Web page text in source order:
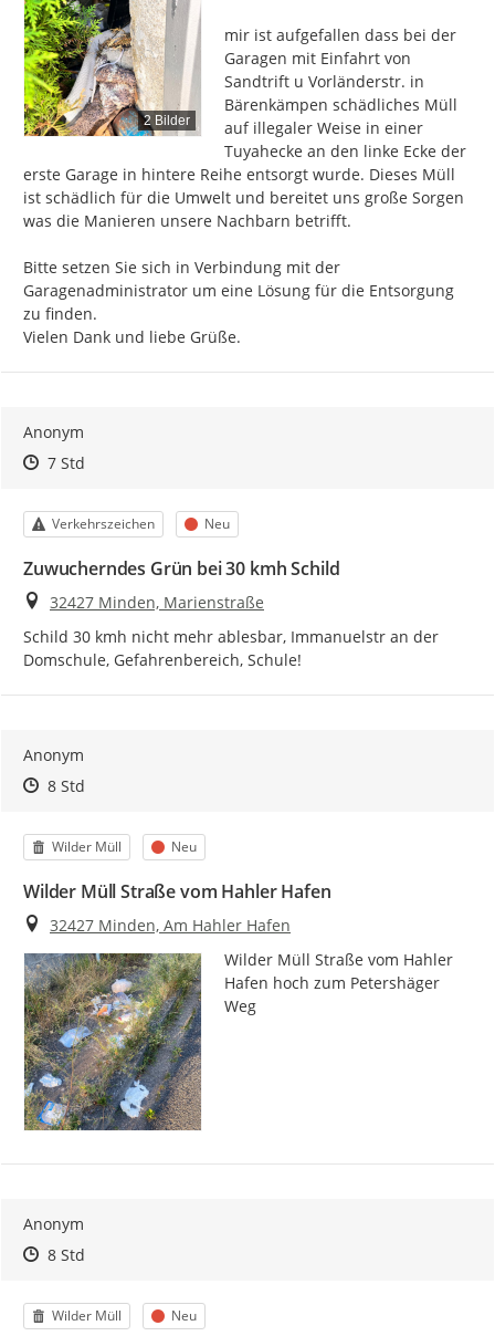
2 Bilder
mir ist aufgefallen dass bei der
Garagen mit Einfahrt von
Sandtrift u Vorländerstr. in
Bärenkämpen schädliches Müll
auf illegaler Weise in einer
Tuyahecke an den linke Ecke der
erste Garage in hintere Reihe entsorgt wurde. Dieses Müll
ist schädlich für die Umwelt und bereitet uns große Sorgen
was die Manieren unsere Nachbarn betrifft.
Bitte setzen Sie sich in Verbindung mit der
Garagenadministrator um eine Lösung für die Entsorgung
zu finden.
Vielen Dank und liebe Grüße.
Anonym
Zeitpunkt des Erstellens
Zeitpunkt des Erstellens
7 StdZur Äußerung
Kategorie
Verkehrszeichen Status
Neu
Zuwucherndes Grün bei 30 kmh Schild
Ort
32427 Minden, Marienstraße
Schild 30 kmh nicht mehr ablesbar, Immanuelstr an der
Domschule, Gefahrenbereich, Schule!
Anonym
Zeitpunkt des Erstellens
Zeitpunkt des Erstellens
8 StdZur Äußerung
Kategorie
Wilder Müll Status
Neu
Wilder Müll Straße vom Hahler Hafen
Ort
32427 Minden, Am Hahler Hafen
Wilder Müll Straße vom Hahler
Hafen hoch zum Petershäger
Weg
Anonym
Zeitpunkt des Erstellens
Zeitpunkt des Erstellens
8 StdZur Äußerung
Kategorie
Wilder Müll Status
Neu